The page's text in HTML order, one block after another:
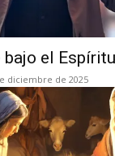
el Espíritu
diciembre de 2025